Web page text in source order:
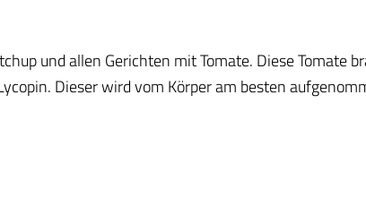
und allen Gerichten mit Tomate. Diese Tomate
Dieser wird vom Körper am besten